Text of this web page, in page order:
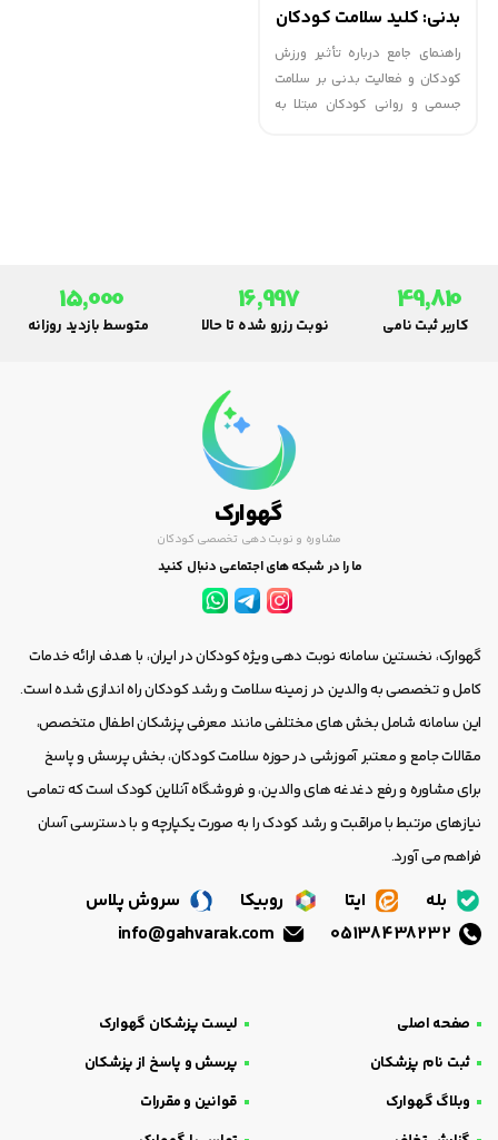
بدنی: کلید سلامت کودکان
مبتلا به بیماری‌های مزمن
راهنمای جامع درباره تأثیر ورزش
کودکان و فعالیت بدنی بر سلامت
جسمی و روانی کودکان مبتلا به
49,810
کاربر ثبت نامی
16,997
نوبت رزرو شده تا حالا
15,000
متوسط بازدید روزانه
گهوارک
مشاوره و نوبت دهی تخصصی کودکان
ما را در شبکه های اجتماعی دنبال کنید
گهوارک، نخستین سامانه نوبت دهی ویژه کودکان در ایران، با هدف ارائه خدمات
کامل و تخصصی به والدین در زمینه سلامت و رشد کودکان راه اندازی شده است.
این سامانه شامل بخش های مختلفی مانند معرفی پزشکان اطفال متخصص،
مقالات جامع و معتبر آموزشی در حوزه سلامت کودکان، بخش پرسش و پاسخ
برای مشاوره و رفع دغدغه های والدین، و فروشگاه آنلاین کودک است که تمامی
نیازهای مرتبط با مراقبت و رشد کودک را به صورت یکپارچه و با دسترسی آسان
فراهم می آورد.
بله ایتا روبیکا
سروش پلاس
صفحه اصلی
لیست پزشکان گهوارک
ثبت نام پزشکان
پرسش و پاسخ از پزشکان
وبلاگ گهوارک
قوانین و مقررات